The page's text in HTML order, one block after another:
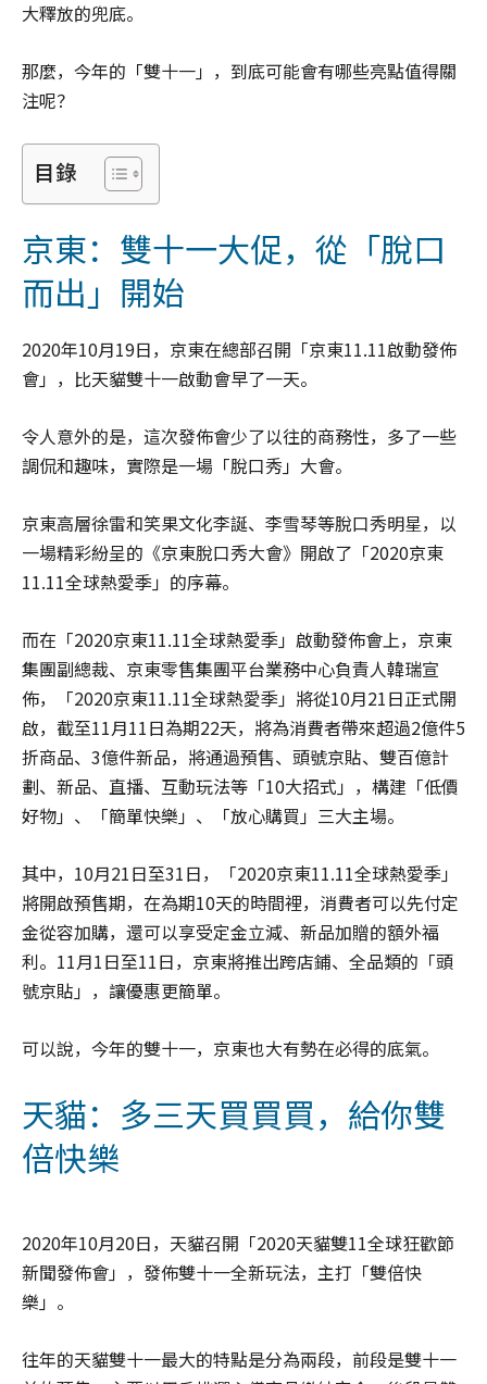
大釋放的兜底。
那麼，今年的「雙十一」，到底可能會有哪些亮點值得關
注呢？
目錄
京東：雙十一大促，從「脫口
而出」開始
2020年10月19日，京東在總部召開「京東11.11啟動發佈
會」，比天貓雙十一啟動會早了一天。
令人意外的是，這次發佈會少了以往的商務性，多了一些
調侃和趣味，實際是一場「脫口秀」大會。
京東高層徐雷和笑果文化李誕、李雪琴等脫口秀明星，以
一場精彩紛呈的《京東脫口秀大會》開啟了「2020京東
11.11全球熱愛季」的序幕。
而在「2020京東11.11全球熱愛季」啟動發佈會上，京東
集團副總裁、京東零售集團平台業務中心負責人韓瑞宣
佈，「2020京東11.11全球熱愛季」將從10月21日正式開
啟，截至11月11日為期22天，將為消費者帶來超過2億件5
折商品、3億件新品，將通過預售、頭號京貼、雙百億計
劃、新品、直播、互動玩法等「10大招式」，構建「低價
好物」、「簡單快樂」、「放心購買」三大主場。
其中，10月21日至31日，「2020京東11.11全球熱愛季」
將開啟預售期，在為期10天的時間裡，消費者可以先付定
金從容加購，還可以享受定金立減、新品加贈的額外福
利。11月1日至11日，京東將推出跨店鋪、全品類的「頭
號京貼」，讓優惠更簡單。
可以說，今年的雙十一，京東也大有勢在必得的底氣。
天貓：多三天買買買，給你雙
倍快樂
2020年10月20日，天貓召開「2020天貓雙11全球狂歡節
新聞發佈會」，發佈雙十一全新玩法，主打「雙倍快
樂」。
往年的天貓雙十一最大的特點是分為兩段，前段是雙十一